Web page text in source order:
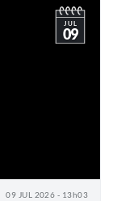
09 JUL 2026 - 13h03
JUL
09